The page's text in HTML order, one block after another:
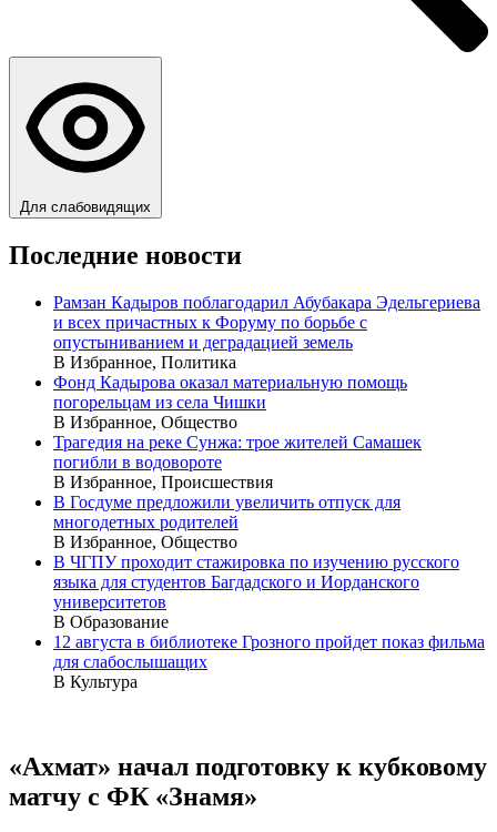
Для слабовидящих
Последние новости
Рамзан Кадыров поблагодарил Абубакара Эдельгериева
и всех причастных к Форуму по борьбе с
опустыниванием и деградацией земель
В Избранное, Политика
Фонд Кадырова оказал материальную помощь
погорельцам из села Чишки
В Избранное, Общество
Трагедия на реке Сунжа: трое жителей Самашек
погибли в водовороте
В Избранное, Происшествия
В Госдуме предложили увеличить отпуск для
многодетных родителей
В Избранное, Общество
В ЧГПУ проходит стажировка по изучению русского
языка для студентов Багдадского и Иорданского
университетов
В Образование
12 августа в библиотеке Грозного пройдет показ фильма
для слабослышащих
В Культура
«Ахмат» начал подготовку к кубковому
матчу с ФК «Знамя»